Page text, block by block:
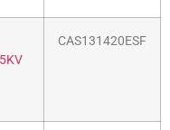
CAS131420ESF